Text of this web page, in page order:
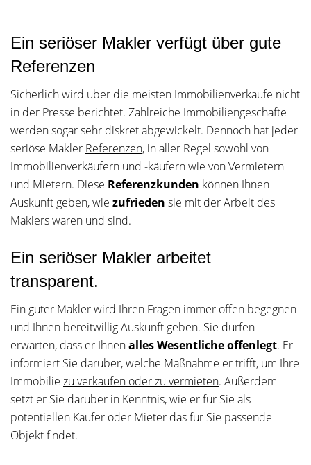
Ein seriöser Makler verfügt über gute
Referenzen
Sicherlich wird über die meisten Immobilienverkäufe nicht
in der Presse berichtet. Zahlreiche Immobiliengeschäfte
werden sogar sehr diskret abgewickelt. Dennoch hat jeder
seriöse Makler Referenzen, in aller Regel sowohl von
Immobilienverkäufern und -käufern wie von Vermietern
und Mietern. Diese Referenzkunden können Ihnen
Auskunft geben, wie zufrieden sie mit der Arbeit des
Maklers waren und sind.
Ein seriöser Makler arbeitet
transparent.
Ein guter Makler wird Ihren Fragen immer offen begegnen
und Ihnen bereitwillig Auskunft geben. Sie dürfen
erwarten, dass er Ihnenalles Wesentliche offenlegt. Er
informiert Sie darüber, welche Maßnahme er trifft, um Ihre
Immobilie zu verkaufen oder zu vermieten. Außerdem
setzt er Sie darüber in Kenntnis, wie er für Sie als
potentiellen Käufer oder Mieter das für Sie passende
Objekt findet.